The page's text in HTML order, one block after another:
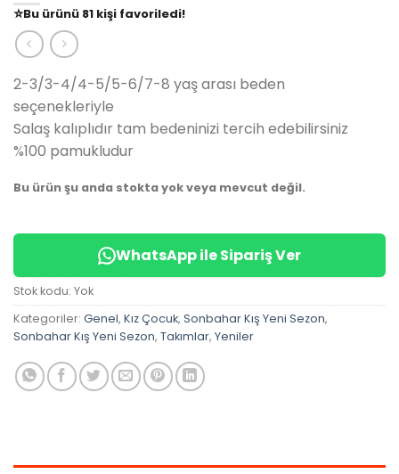
⭐️Bu ürünü 81 kişi favoriledi!
🛒39 kişisepetine ekledi!
✅ Bugün 14 adet
2-3/3-4/4-5/5-6/7-8 yaş arası beden
seçenekleriyle
Salaş kalıplıdır tam bedeninizi tercih edebilirsiniz
%100 pamukludur
Bu ürün şu anda stokta yok veya mevcut değil.
WhatsApp ile Sipariş Ver
Stok kodu: Yok
Kategoriler: Genel, Kız Çocuk, Sonbahar Kış Yeni Sezon,
Sonbahar Kış Yeni Sezon, Takımlar, Yeniler